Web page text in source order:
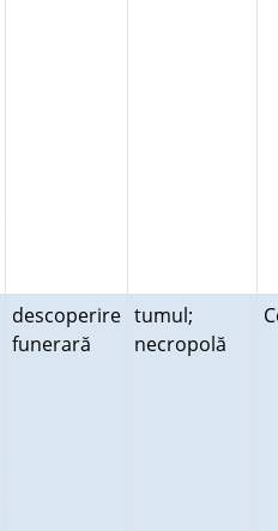
descoperire
funerară
tumul;
necropolă